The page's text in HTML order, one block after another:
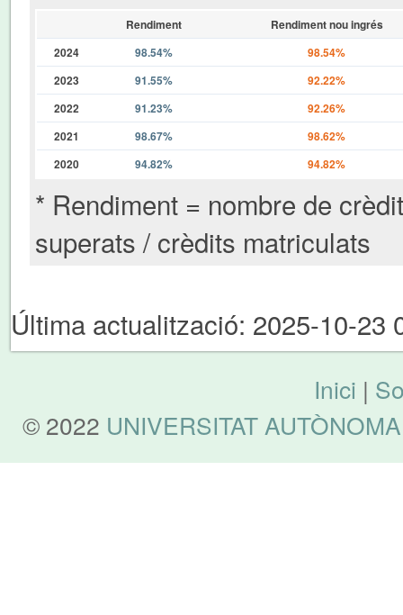
Rendiment
Rendiment nou ingrés
2024
98.54%
98.54%
2023
91.55%
92.22%
2022
91.23%
92.26%
2021
98.67%
98.62%
2020
94.82% 94.82%
* Rendiment = nombre de
superats / crèdits matriculats
Última actualització: 2025-10-23
Inici |
© 2022 UNIVERSITAT